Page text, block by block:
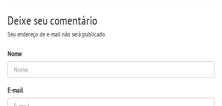
PDI
PPC
Deixe seu comentário
Seu endereço de e-mail não será publicado.
Nome
E-mail